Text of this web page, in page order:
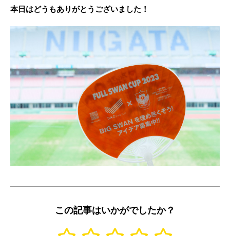
本日はどうもありがとうございました！
この記事はいかがでしたか？